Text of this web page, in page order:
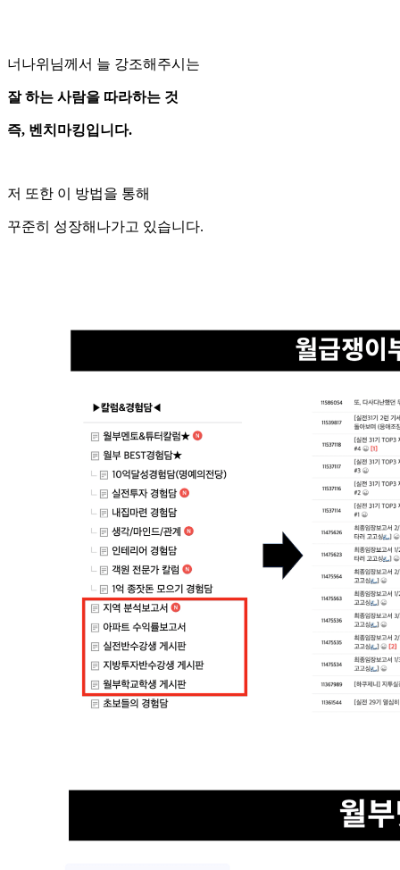
너나위님께서 늘 강조해주시는
잘 하는 사람을 따라하는 것
즉, 벤치마킹입니다.
저 또한 이 방법을 통해
꾸준히 성장해나가고 있습니다.